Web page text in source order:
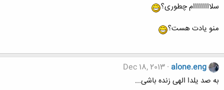
سلااااااااام چطوری؟
منو یادت هست؟
alone.eng
Dec 18, 2013
به صد یلدا الهی زنده باشی...